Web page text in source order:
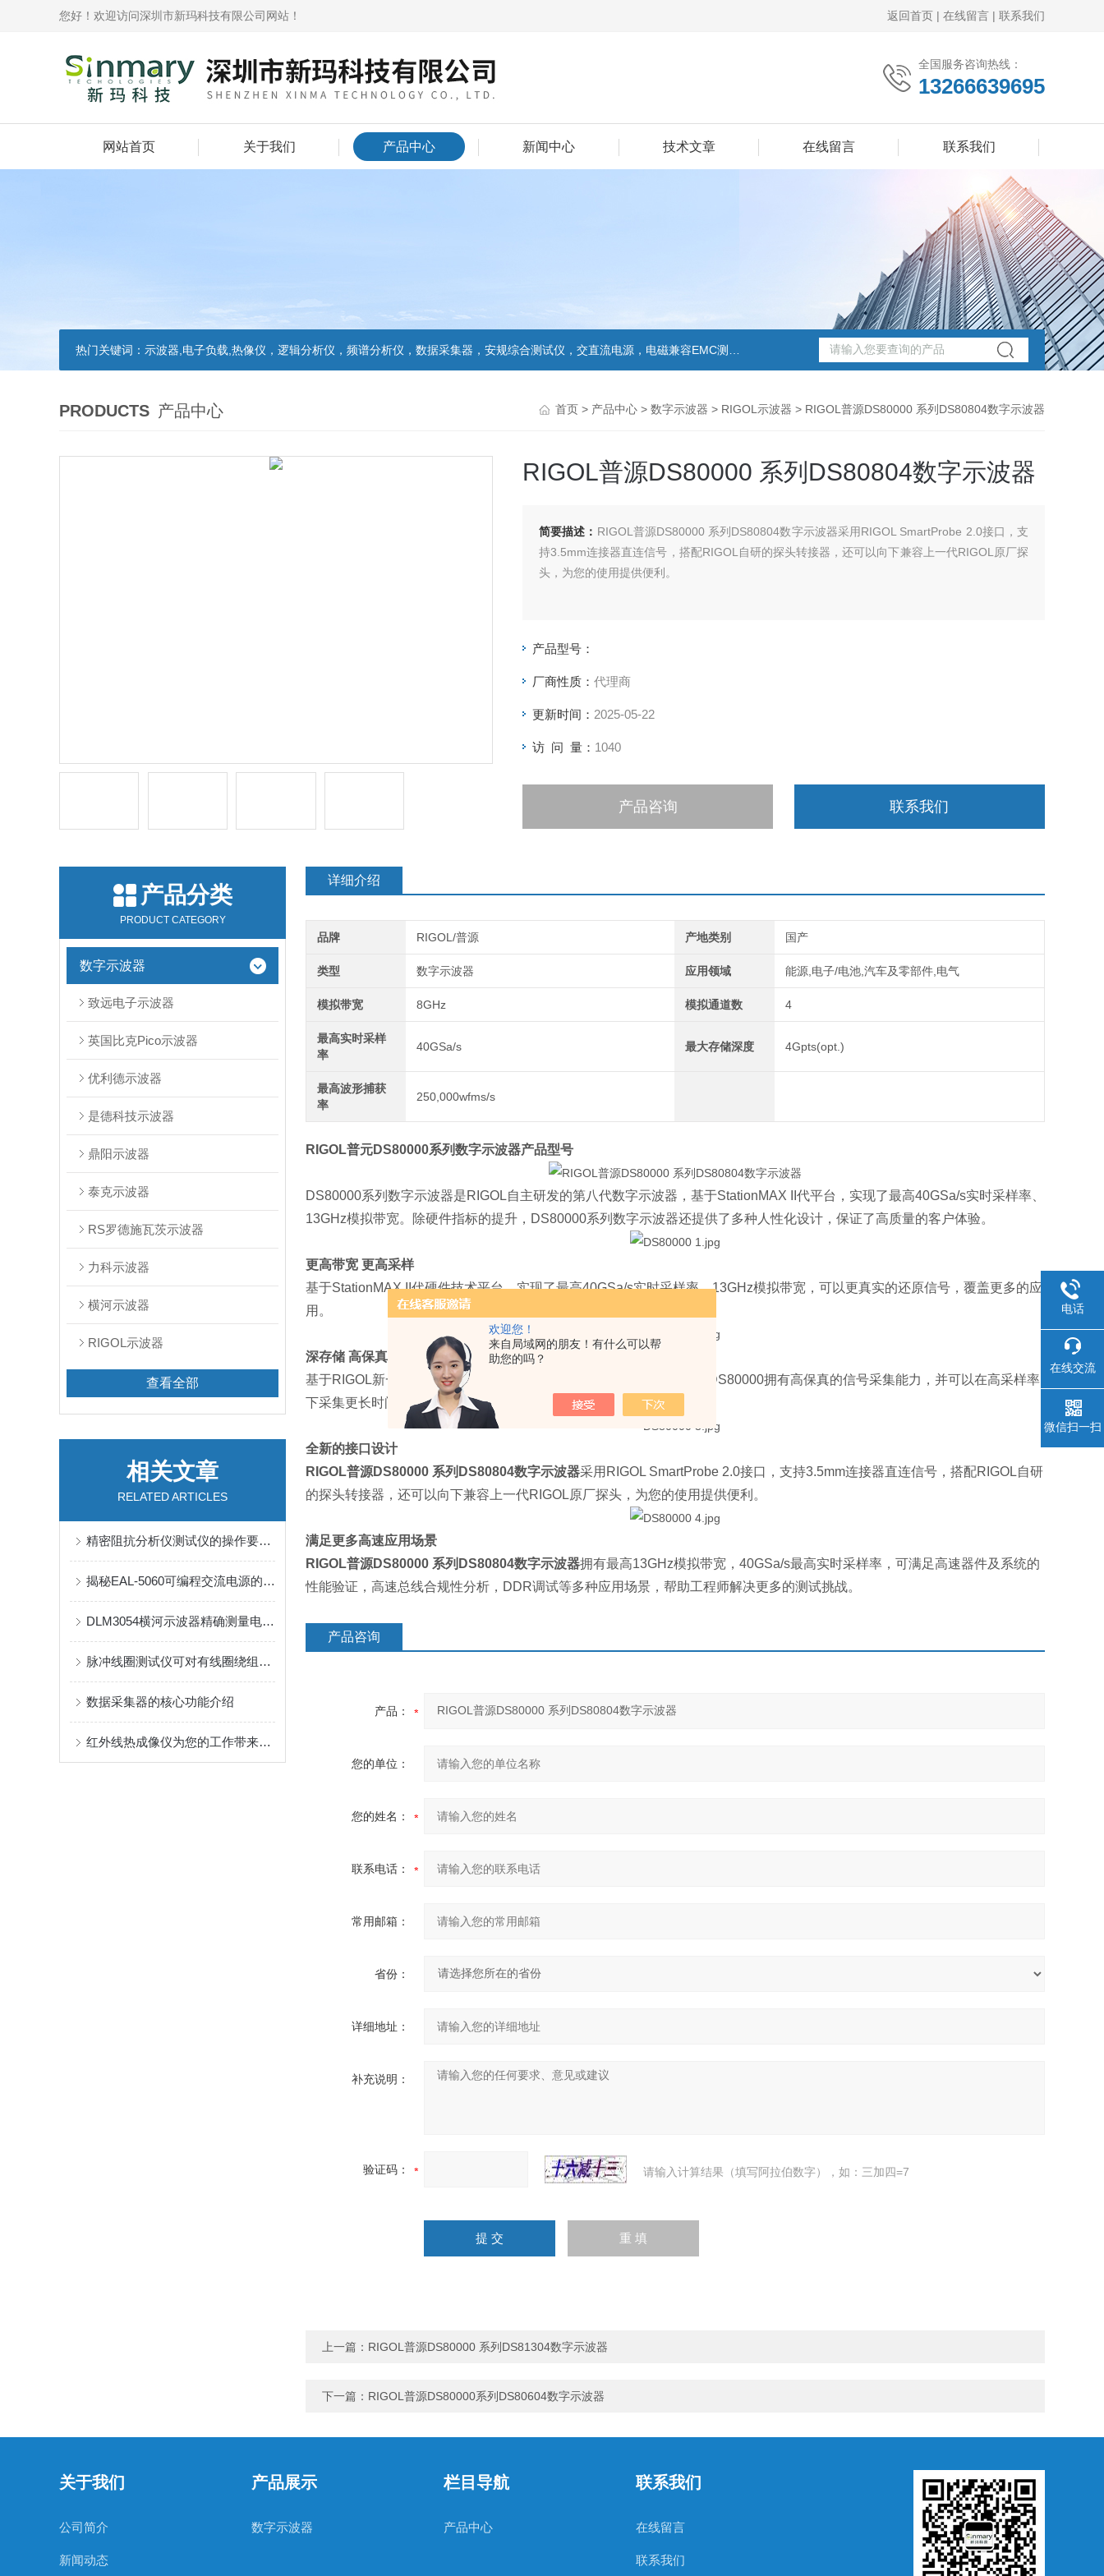
欢迎您！
来自局域网的朋友！有什么可以帮
助您的吗？
您好！欢迎访问深圳市新玛科技有限公司网站！ 返回首页 | 在线留言 | 联系我们
全国服务咨询热线：
13266639695
网站首页 关于我们 产品中心 新闻中心 技术文章 在线留言 联系我们
热门关键词： 示波器,电子负载,热像仪，逻辑分析仪，频谱分析仪，数据采集器，安规综合测试仪，交直流电源，电磁兼容EMC测试和EMC整改的解决方案，
PRODUCTS 产品中心 首页 > 产品中心 > 数字示波器 > RIGOL示波器 > RIGOL普源DS80000 系列DS80804数字示波器
RIGOL普源DS80000 系列DS80804数字示波器
简要描述： RIGOL普源DS80000 系列DS80804数字示波器采用RIGOL SmartProbe 2.0接口，支
持3.5mm连接器直连信号，搭配RIGOL自研的探头转接器，还可以向下兼容上一代RIGOL原厂探
头，为您的使用提供便利。
产品型号：
厂商性质： 代理商
更新时间： 2025-05-22
访 问 量： 1040
产品咨询 联系我们
产品分类
PRODUCT CATEGORY
数字示波器
致远电子示波器
英国比克Pico示波器
优利德示波器
是德科技示波器
鼎阳示波器
泰克示波器
RS罗德施瓦茨示波器
力科示波器
横河示波器
RIGOL示波器
查看全部
相关文章
RELATED ARTICLES
精密阻抗分析仪测试仪的操作要点及实际应用案例
揭秘EAL-5060可编程交流电源的神秘面纱
DLM3054横河示波器精确测量电源完整性有哪些技巧
脉冲线圈测试仪可对有线圈绕组部件进行有效电气实验
数据采集器的核心功能介绍
红外线热成像仪为您的工作带来无限可能
详细介绍
品牌 RIGOL/普源 产地类别 国产
类型 数字示波器 应用领域 能源,电子/电池,汽车及零部件,电气
模拟带宽 8GHz 模拟通道数 4
最高实时采样
率
40GSa/s 最大存储深度 4Gpts(opt.)
最高波形捕获
率
250,000wfms/s
RIGOL普元DS80000系列数字示波器产品型号
DS80000系列数字示波器是RIGOL自主研发的第八代数字示波器，基于StationMAX II代平台，实现了最高40GSa/s实时采样率、
13GHz模拟带宽。除硬件指标的提升，DS80000系列数字示波器还提供了多种人性化设计，保证了高质量的客户体验。
更高带宽 更高采样
基于StationMAX II代硬件技术平台，实现了最高40GSa/s实时采样率、13GHz模拟带宽，可以更真实的还原信号，覆盖更多的应
用。
深存储 高保真
基于RIGOL新一代UltraVision III平台，实现最大4Gpts的存储深度，让DS80000拥有高保真的信号采集能力，并可以在高采样率
下采集更长时间的波形。
全新的接口设计
RIGOL普源DS80000 系列DS80804数字示波器采用RIGOL SmartProbe 2.0接口，支持3.5mm连接器直连信号，搭配RIGOL自研
的探头转接器，还可以向下兼容上一代RIGOL原厂探头，为您的使用提供便利。
满足更多高速应用场景
RIGOL普源DS80000 系列DS80804数字示波器拥有最高13GHz模拟带宽，40GSa/s最高实时采样率，可满足高速器件及系统的
性能验证，高速总线合规性分析，DDR调试等多种应用场景，帮助工程师解决更多的测试挑战。
产品咨询
产品：
您的单位：
您的姓名：
联系电话：
常用邮箱：
省份：
详细地址：
补充说明：
验证码： 请输入计算结果（填写阿拉伯数字），如：三加四=7
上一篇： RIGOL普源DS80000 系列DS81304数字示波器
下一篇： RIGOL普源DS80000系列DS80604数字示波器
关于我们
公司简介
新闻动态
产品展示
数字示波器
栏目导航
产品中心
联系我们
在线留言
联系我们
电话
在线交流
微信扫一扫